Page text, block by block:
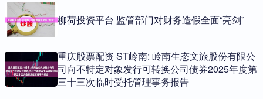
柳荷投资平台 监管部门对财务造假全面“亮剑”
重庆股票配资 ST岭南: 岭南生态文旅股份有限公
司向不特定对象发行可转换公司债券2025年度第
三十三次临时受托管理事务报告